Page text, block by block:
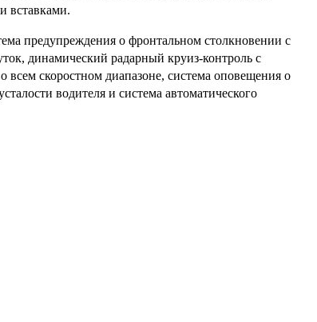
вставками.
предупреждения о фронтальном столкновении с
динамический радарный круиз-контроль с
скоростном диапазоне, система оповещения о
водителя и система автоматического